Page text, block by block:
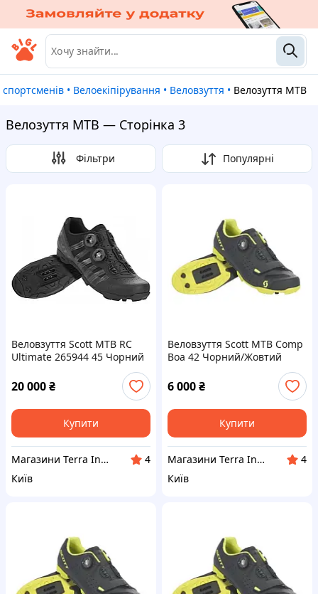
спортсменів • Велоекіпірування • Веловзуття • Велозуття MTB
Велозуття MTB — Сторінка 3
Фільтри Популярні
Веловзуття Scott MTB RC
Ultimate 265944 45 Чорний
20 000₴
Купити
Магазини Terra Incognita
4
Київ
Веловзуття Scott MTB Comp
Boa 42 Чорний/Жовтий
6 000₴
Купити
Магазини Terra Incognita
4
Київ